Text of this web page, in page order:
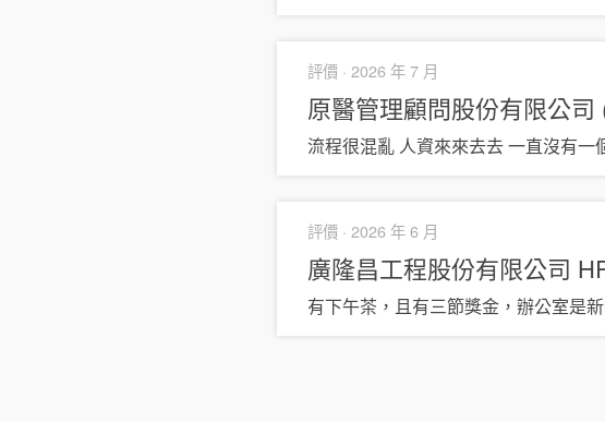
評價 · 2026 年 7 月
原醫管理顧問股份有限公司
流程很混亂 人資來來去去 一直沒有一
評價 · 2026 年 6 月
廣隆昌工程股份有限公司
有下午茶，且有三節獎金，辦公室是